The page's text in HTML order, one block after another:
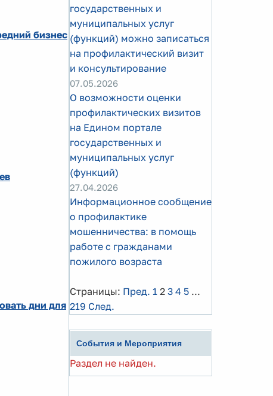
бизнес
дни для
государственных и
муниципальных услуг
(функций) можно записаться
на профилактический визит
и консультирование
07.05.2026
О возможности оценки
профилактических визитов
на Едином портале
государственных и
муниципальных услуг
(функций)
27.04.2026
Информационное сообщение
о профилактике
мошенничества: в помощь
работе с гражданами
пожилого возраста
Страницы: Пред. 1 2 3 4 5 ...
219 След.
События и Мероприятия
Раздел не найден.